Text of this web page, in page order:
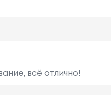
всё отлично!